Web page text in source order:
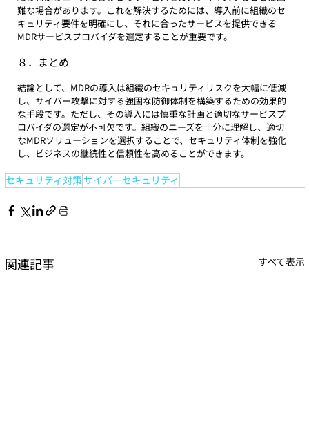
難な場合があります。これを解決するためには、導入前に組織のセ
キュリティ要件を明確にし、それに合ったサービスを提供できる
MDRサービスプロバイダを選定することが重要です。
８．まとめ
結論として、MDRの導入は組織のセキュリティリスクを大幅に低減
し、サイバー攻撃に対する強固な防御体制を構築するための効果的
な手段です。ただし、その導入には慎重な計画と適切なサービスプ
ロバイダの選定が不可欠です。組織のニーズを十分に理解し、適切
なMDRソリューションを選択することで、セキュリティ体制を強化
し、ビジネスの継続性と信頼性を高めることができます。
セキュリティ対策 サイバーセキュリティ
関連記事 すべて表示